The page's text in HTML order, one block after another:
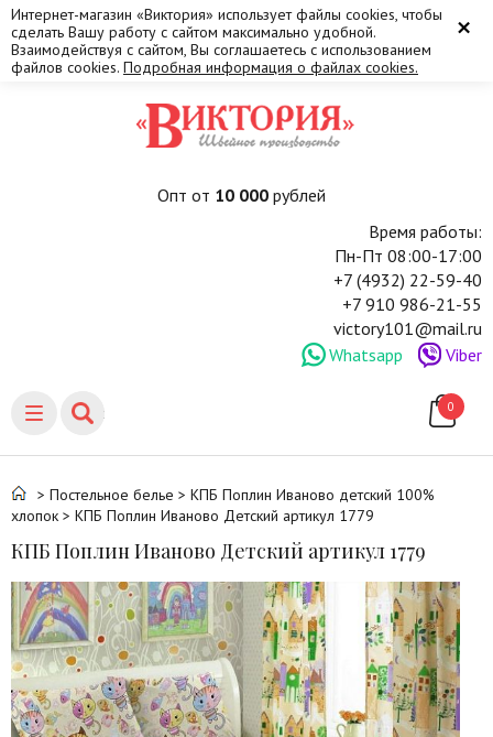
×
Интернет-магазин «Виктория» использует файлы cookies, чтобы
сделать Вашу работу с сайтом максимально удобной.
Взаимодействуя с сайтом, Вы соглашаетесь с использованием
файлов cookies. Подробная информация о файлах cookies.
Опт от 10 000рублей
Время работы:
Пн-Пт 08:00-17:00
+7 (4932) 22-59-40
+7 910 986-21-55
victory101@mail.ru
Whatsapp
Viber
0
> Постельное белье > КПБ Поплин Иваново детский 100%
хлопок > КПБ Поплин Иваново Детский артикул 1779
КПБ Поплин Иваново Детский артикул 1779